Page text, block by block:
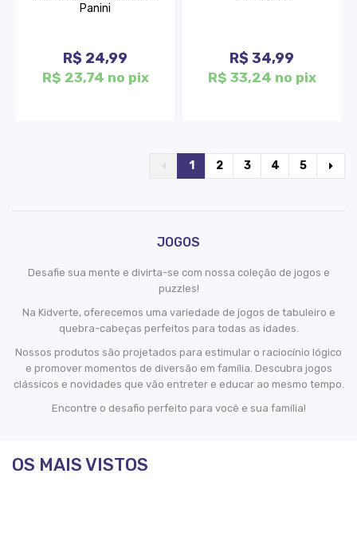
Panini
R$ 24,99
R$ 23,74 no pix
R$ 34,99
R$ 33,24 no pix
1 2 3 4 5
JOGOS
Desafie sua mente e divirta-se com nossa coleção de jogos e
puzzles!
Na Kidverte, oferecemos uma variedade de jogos de tabuleiro e
quebra-cabeças perfeitos para todas as idades.
Nossos produtos são projetados para estimular o raciocínio lógico
e promover momentos de diversão em família. Descubra jogos
clássicos e novidades que vão entreter e educar ao mesmo tempo.
Encontre o desafio perfeito para você e sua família!
OS MAIS VISTOS